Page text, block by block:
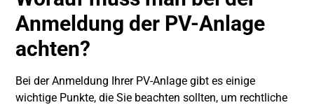
Anmeldung der PV-Anlage
achten?
Bei der Anmeldung Ihrer PV-Anlage gibt es einige
wichtige Punkte, die Sie beachten sollten, um rechtliche